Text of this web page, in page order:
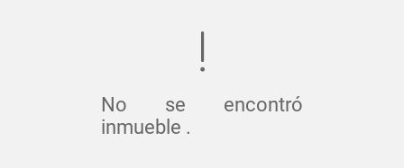
No se encontró
inmueble .